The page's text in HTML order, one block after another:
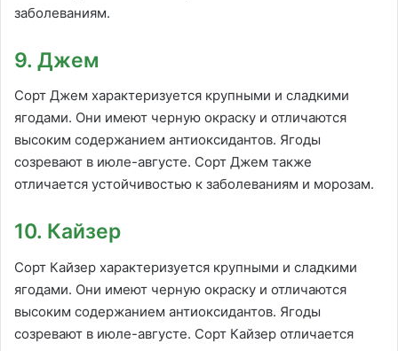
заболеваниям.
9. Джем
Сорт Джем характеризуется крупными и сладкими
ягодами. Они имеют черную окраску и отличаются
высоким содержанием антиоксидантов. Ягоды
созревают в июле-августе. Сорт Джем также
отличается устойчивостью к заболеваниям и морозам.
10. Кайзер
Сорт Кайзер характеризуется крупными и сладкими
ягодами. Они имеют черную окраску и отличаются
высоким содержанием антиоксидантов. Ягоды
созревают в июле-августе. Сорт Кайзер отличается